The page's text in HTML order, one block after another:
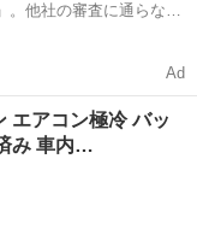
。他社の審査に通らなか
Ad
エアコン極冷 バッ
み 車内…